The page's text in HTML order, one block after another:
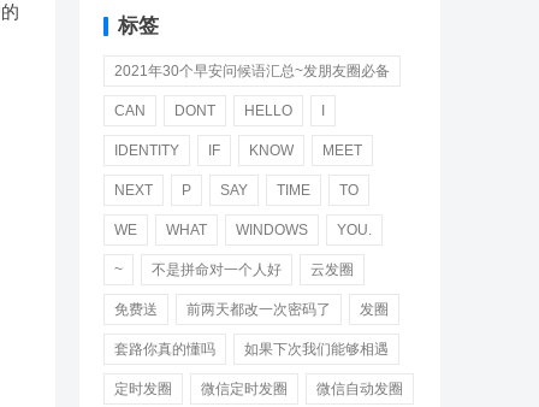
标签
2021年30个早安问候语汇总~发朋友圈必备
CAN DONT HELLO
IDENTITY IF KNOW MEET
NEXT P SAY TIME TO
WE WHAT WINDOWS YOU.
~ 不是拼命对一个人好 云发圈
免费送 前两天都改一次密码了 发圈
套路你真的懂吗 如果下次我们能够相遇
定时发圈 微信定时发圈 微信自动发圈